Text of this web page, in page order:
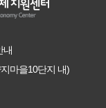
내
마을10단지 내)